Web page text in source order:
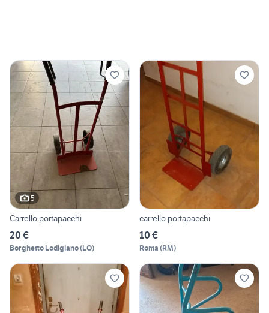
5
Carrello portapacchi
20 €
Borghetto Lodigiano(LO)
carrello portapacchi
10 €
Roma (RM)